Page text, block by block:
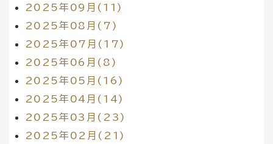
2025年09月(11)
2025年08月(7)
2025年07月(17)
2025年06月(8)
2025年05月(16)
2025年04月(14)
2025年03月(23)
2025年02月(21)